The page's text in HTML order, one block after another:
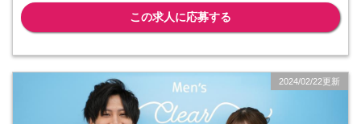
この求人に応募する
2024/02/22更新